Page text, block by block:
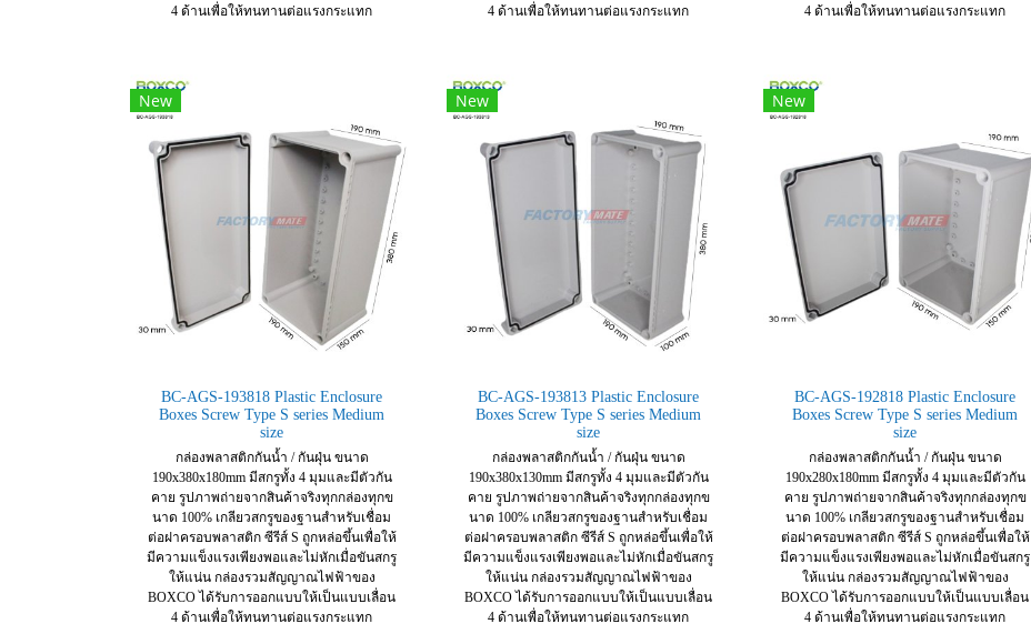
4 ด้านเพื่อให้ทนทานต่อแรงกระแทก
4 ด้านเพื่อให้ทนทานต่อแรงกระแทก
4 ด้านเพื่อให้ทนทานต่อแรงกระแทก
New
BC-AGS-193818 Plastic Enclosure
Boxes Screw Type S series Medium
size
กล่องพลาสติกกันน้ำ / กันฝุ่น ขนาด
190x380x180mm มีสกรูทั้ง 4 มุมและมีตัวกัน
คาย รูปภาพถ่ายจากสินค้าจริงทุกกล่องทุกข
นาด 100% เกลียวสกรูของฐานสำหรับเชื่อม
ต่อฝาครอบพลาสติก ซีรีส์ S ถูกหล่อขึ้นเพื่อให้
มีความแข็งแรงเพียงพอและไม่หักเมื่อขันสกรู
ให้แน่น กล่องรวมสัญญาณไฟฟ้าของ
BOXCO ได้รับการออกแบบให้เป็นแบบเลื่อน
4 ด้านเพื่อให้ทนทานต่อแรงกระแทก
New
BC-AGS-193813 Plastic Enclosure
Boxes Screw Type S series Medium
size
กล่องพลาสติกกันน้ำ / กันฝุ่น ขนาด
190x380x130mm มีสกรูทั้ง 4 มุมและมีตัวกัน
คาย รูปภาพถ่ายจากสินค้าจริงทุกกล่องทุกข
นาด 100% เกลียวสกรูของฐานสำหรับเชื่อม
ต่อฝาครอบพลาสติก ซีรีส์ S ถูกหล่อขึ้นเพื่อให้
มีความแข็งแรงเพียงพอและไม่หักเมื่อขันสกรู
ให้แน่น กล่องรวมสัญญาณไฟฟ้าของ
BOXCO ได้รับการออกแบบให้เป็นแบบเลื่อน
4 ด้านเพื่อให้ทนทานต่อแรงกระแทก
New
BC-AGS-192818 Plastic Enclosure
Boxes Screw Type S series Medium
size
กล่องพลาสติกกันน้ำ / กันฝุ่น ขนาด
190x280x180mm มีสกรูทั้ง 4 มุมและมีตัวกัน
คาย รูปภาพถ่ายจากสินค้าจริงทุกกล่องทุกข
นาด 100% เกลียวสกรูของฐานสำหรับเชื่อม
ต่อฝาครอบพลาสติก ซีรีส์ S ถูกหล่อขึ้นเพื่อให้
มีความแข็งแรงเพียงพอและไม่หักเมื่อขันสกรู
ให้แน่น กล่องรวมสัญญาณไฟฟ้าของ
BOXCO ได้รับการออกแบบให้เป็นแบบเลื่อน
4 ด้านเพื่อให้ทนทานต่อแรงกระแทก